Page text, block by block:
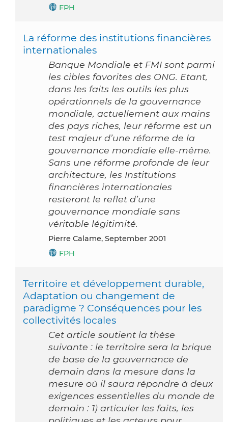
FPH
La réforme des institutions financières
internationales
Banque Mondiale et FMI sont parmi
les cibles favorites des ONG. Etant,
dans les faits les outils les plus
opérationnels de la gouvernance
mondiale, actuellement aux mains
des pays riches, leur réforme est un
test majeur d’une réforme de la
gouvernance mondiale elle-même.
Sans une réforme profonde de leur
architecture, les Institutions
financières internationales
resteront le reflet d’une
gouvernance mondiale sans
véritable légitimité.
Pierre Calame, September 2001
FPH
Territoire et développement durable,
Adaptation ou changement de
paradigme ? Conséquences pour les
collectivités locales
Cet article soutient la thèse
suivante : le territoire sera la brique
de base de la gouvernance de
demain dans la mesure dans la
mesure où il saura répondre à deux
exigences essentielles du monde de
demain : 1) articuler les faits, les